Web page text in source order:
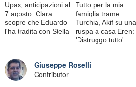
Upas, anticipazioni al
7 agosto: Clara
scopre che Eduardo
l'ha tradita con Stella
Tutto per la mia
famiglia trame
Turchia, Akif su una
ruspa a casa Eren:
'Distruggo tutto'
Giuseppe Roselli
Contributor